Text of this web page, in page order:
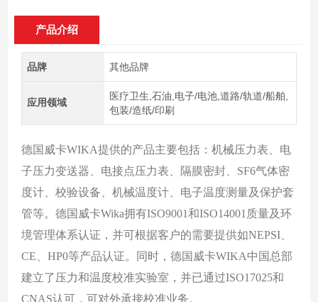
产品介绍
品牌 其他品牌
应用领域
医疗卫生,石油,电子/电池,道路/轨道/船舶,
包装/造纸/印刷
德国威卡WIKA提供的产品主要包括：机械压力表、电
子压力变送器、电接点压力表、隔膜密封、SF6气体密
度计、校验设备、机械温度计、电子温度测量及保护套
管等。德国威卡Wika拥有ISO9001和ISO14001质量及环
境管理体系认证，并可根据客户的需要提供如NEPSI、
CE、HP0等产品认证。同时，德国威卡WIKA中国总部
建立了压力和温度校准实验室，并已通过ISO17025和
CNAS认可，可对外承接校准业务。